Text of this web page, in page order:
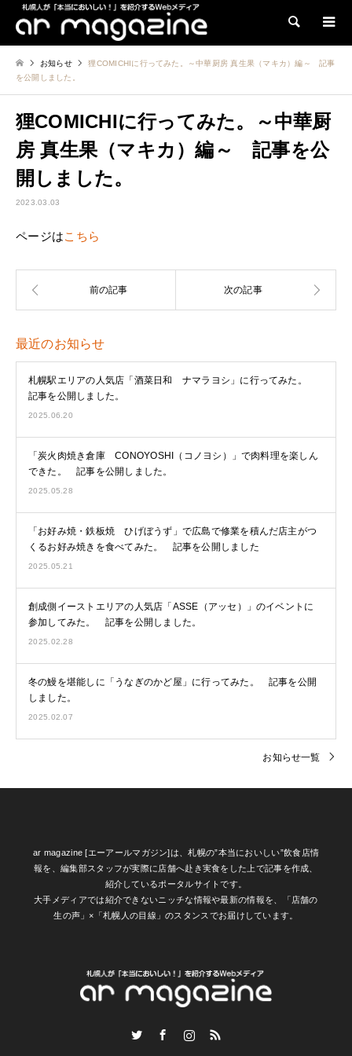
検索
お知らせ
狸COMICHIに行ってみた。～中華厨房 真生果（マキカ）編～ 記事
を公開しました。
狸COMICHIに行ってみた。～中華厨
房 真生果（マキカ）編～ 記事を公
開しました。
2023.03.03
ページはこちら
最近のお知らせ
札幌駅エリアの人気店「酒菜日和 ナマラヨシ」に行ってみた。
記事を公開しました。
2025.06.20
「炭火肉焼き倉庫 CONOYOSHI（コノヨシ）」で肉料理を楽しん
できた。 記事を公開しました。
2025.05.28
「お好み焼・鉄板焼 ひげぼうず」で広島で修業を積んだ店主がつ
くるお好み焼きを食べてみた。 記事を公開しました
2025.05.21
創成側イーストエリアの人気店「ASSE（アッセ）」のイベントに
参加してみた。 記事を公開しました。
2025.02.28
冬の鰻を堪能しに「うなぎのかど屋」に行ってみた。 記事を公開
しました。
2025.02.07
お知らせ一覧
ar magazine [エーアールマガジン]は、札幌の”本当においしい”飲食店情
報を、編集部スタッフが実際に店舗へ赴き実食をした上で記事を作成、
紹介しているポータルサイトです。
大手メディアでは紹介できないニッチな情報や最新の情報を、「店舗の
生の声」×「札幌人の目線」のスタンスでお届けしています。
InstagramRSS